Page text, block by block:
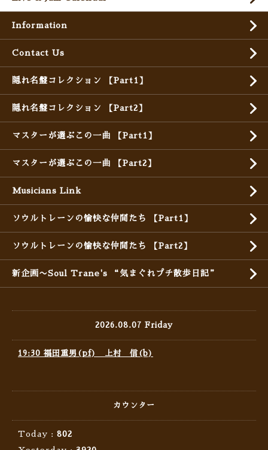
Information
Contact Us
隠れ名盤コレクション 【Part1】
隠れ名盤コレクション 【Part2】
マスターが選ぶこの一曲 【Part1】
マスターが選ぶこの一曲 【Part2】
Musicians Link
ソウルトレーンの愉快な仲間たち 【Part1】
ソウルトレーンの愉快な仲間たち 【Part2】
新企画〜Soul Trane's “気まぐれプチ散歩日記”
2026.08.07 Friday
19:30 福田重男(pf) 上村 信(b)
カウンター
Today : 802